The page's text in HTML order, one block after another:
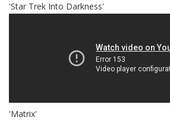
'Star Trek Into Darkness'
'Matrix'